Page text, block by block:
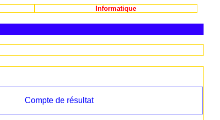
Informatique
Compte de résultat